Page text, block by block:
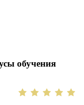
обучения